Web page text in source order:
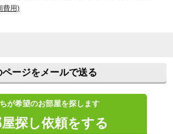
費用)
ページをメールで送る
が希望のお部屋を探します
探し依頼をする